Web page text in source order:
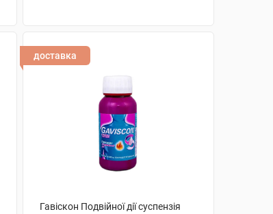
доставка
Гавіскон Подвійної дії суспензія